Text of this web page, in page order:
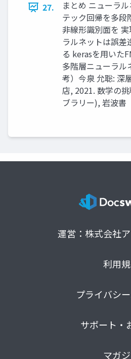
27.
まとめ ニューラ
テック回帰を多段
非線形識別面を
ラルネットは誤差
る kerasを用いた
多階層ニューラル
考）今泉 允聡: 深
店, 2021. 数学の
ブラリー), 岩波書
運営：株式会社
利用
プライバシ
サポート・
マガ